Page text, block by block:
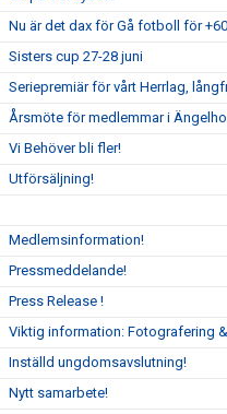
Nu är det dax för Gå fotboll för +60
Sisters cup 27-28 juni
Seriepremiär för vårt Herrlag,
Årsmöte för medlemmar i
Vi Behöver bli fler!
Utförsäljning!
Medlemsinformation!
Pressmeddelande!
Press Release !
Viktig information: Fotografering
Inställd ungdomsavslutning!
Nytt samarbete!